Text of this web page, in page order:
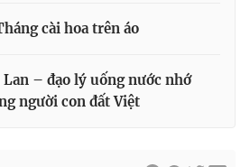
cài hoa trên áo
Lan – đạo lý uống nước nhớ
người con đất Việt